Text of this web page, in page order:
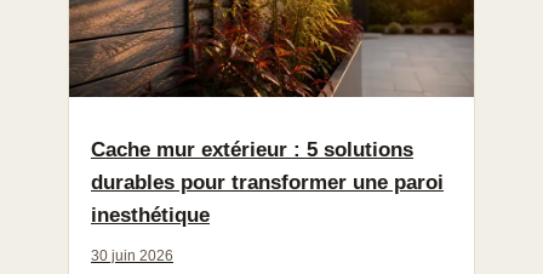
Cache mur extérieur : 5 solutions
durables pour transformer une paroi
inesthétique
30 juin 2026